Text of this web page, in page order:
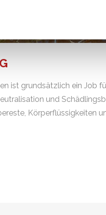
ist grundsätzlich ein Job
und
Körperflüssigkeiten